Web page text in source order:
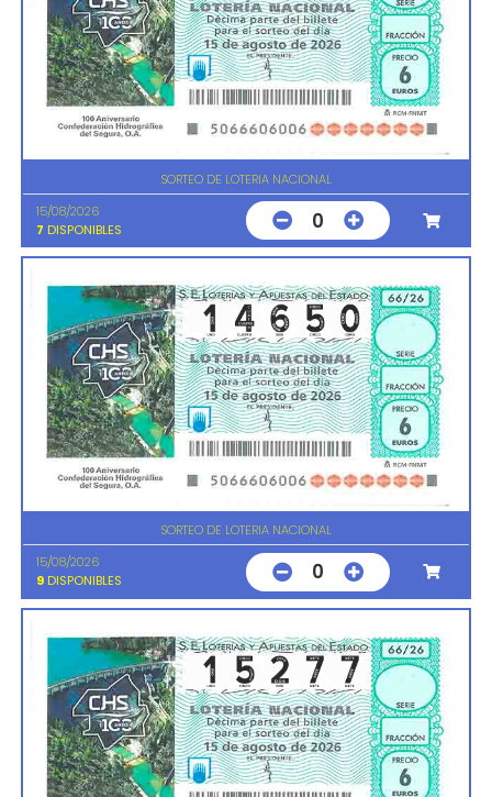
SORTEO DE LOTERIA NACIONAL
15/08/2026
7 DISPONIBLES 0
SORTEO DE LOTERIA NACIONAL
15/08/2026
9 DISPONIBLES 0